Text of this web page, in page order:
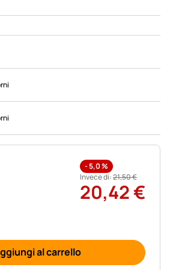
-5,0%
Invece di:21,50€
20,42€
al carrello